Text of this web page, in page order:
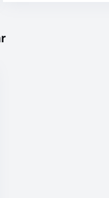
as fotografias